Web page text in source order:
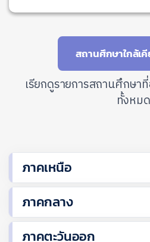
สถานศึกษาใกล้เ
เรียกดูรายการสถานศึกษา
ทั้งหมด
ภาคเหนือ
ภาคกลาง
ภาคตะวันออก